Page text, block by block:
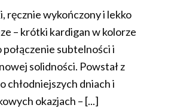
ręcznie wykończony i lekko
– krótki kardigan w kolorze
połączenie subtelności i
solidności. Powstał z
chłodniejszych dniach i
okazjach – [...]